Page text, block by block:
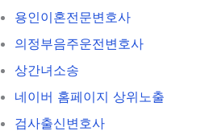
용인이혼전문변호사
의정부음주운전변호사
상간녀소송
네이버 홈페이지 상위노출
검사출신변호사